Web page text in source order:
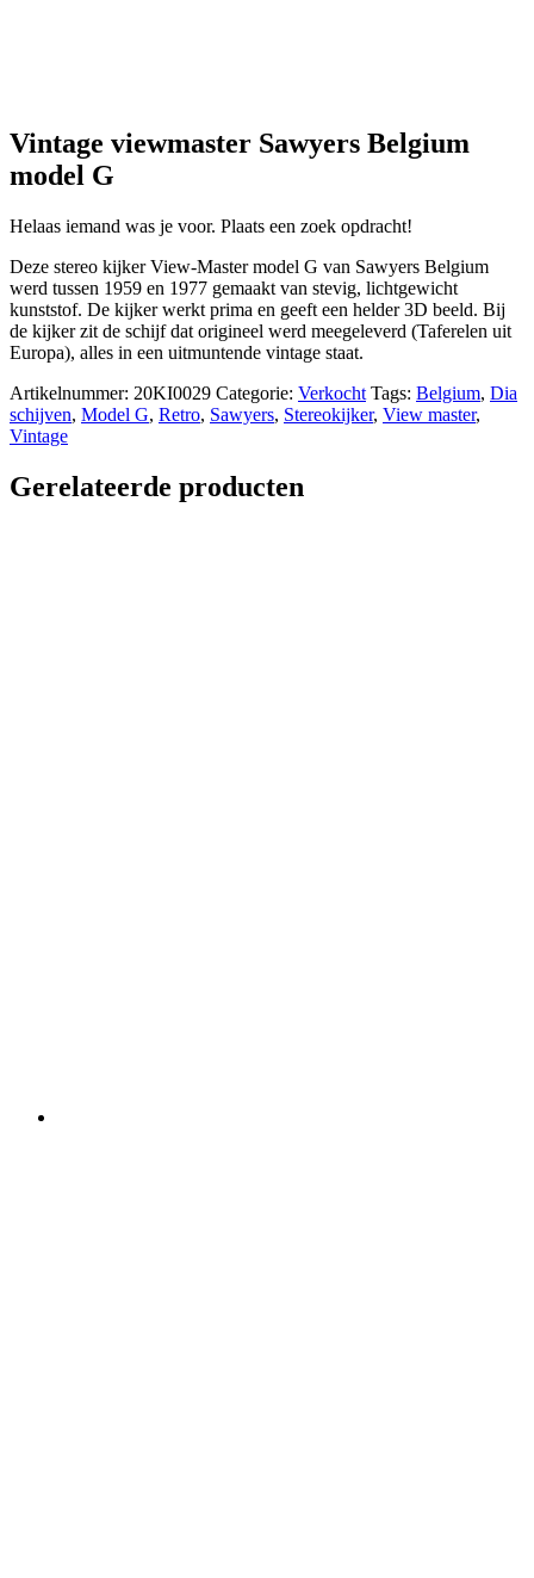
Vintage viewmaster Sawyers Belgium
model G
Helaas iemand was je voor. Plaats een zoek opdracht!
Deze stereo kijker View-Master model G van Sawyers Belgium
werd tussen 1959 en 1977 gemaakt van stevig, lichtgewicht
kunststof. De kijker werkt prima en geeft een helder 3D beeld. Bij
de kijker zit de schijf dat origineel werd meegeleverd (Taferelen uit
Europa), alles in een uitmuntende vintage staat.
Artikelnummer: 20KI0029 Categorie: Verkocht Tags: Belgium, Dia
schijven, Model G, Retro, Sawyers, Stereokijker, View master,
Vintage
Gerelateerde producten